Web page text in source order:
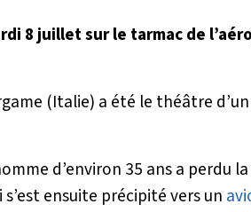
8 juillet sur le tarmac de
(Italie) a été le théâtre
d’environ 35 ans a perdu
ensuite précipité vers un